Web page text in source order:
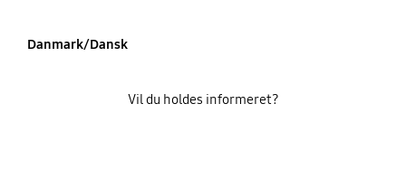
Danmark/Dansk
Vil du holdes informeret?